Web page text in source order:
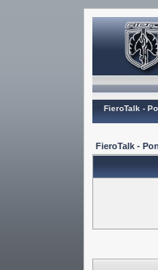
FieroTalk -
FieroTalk -